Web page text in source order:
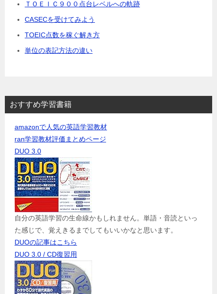
ＴＯＥＩＣ９００点台レベルへの軌跡
CASECを受けてみよう
TOEIC点数を稼ぐ解き方
単位の表記方法の違い
おすすめ学習書籍
amazonで人気の英語学習教材
ran学習教材評価まとめページ
DUO 3.0
自分の英語学習の生命線かもしれません。単語・音読といっ
た感じで、覚えきるまでしてもいいかなと思います。
DUOの記事はこちら
DUO 3.0 / CD復習用